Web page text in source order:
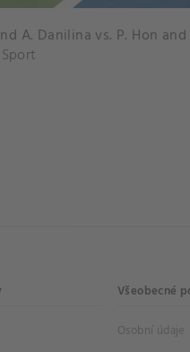
Sport
Všeobecné
Osobní údaje